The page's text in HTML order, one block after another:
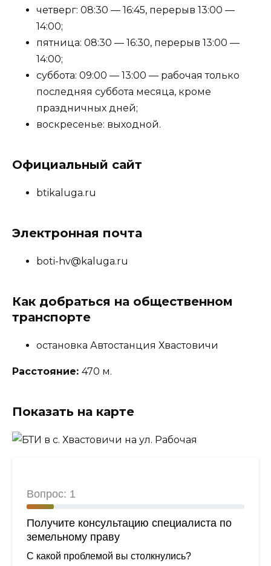
четверг: 08:30 — 16:45, перерыв 13:00 —
14:00;
пятница: 08:30 — 16:30, перерыв 13:00 —
14:00;
суббота: 09:00 — 13:00 — рабочая только
последняя суббота месяца, кроме
праздничных дней;
воскресенье: выходной.
Официальный сайт
btikaluga.ru
Электронная почта
boti-hv@kaluga.ru
Как добраться на общественном
транспорте
остановка Автостанция Хвастовичи
Расстояние: 470 м.
Показать на карте